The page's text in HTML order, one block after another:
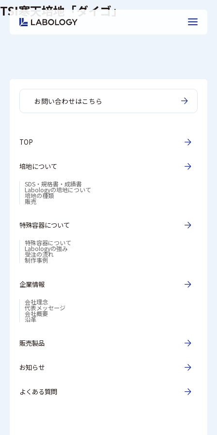
TSI寒天培地「ダイゴ」
お問い合わせはこちら
TOP
培地について
SDS・規格書・成績書
Labologyの培地について
培地の種類
販売
特殊容器について
特殊容器について
Labologyの強み
受注の流れ
制作事例
企業情報
会社理念
代表メッセージ
会社概要
沿革
販売製品
お知らせ
よくある質問